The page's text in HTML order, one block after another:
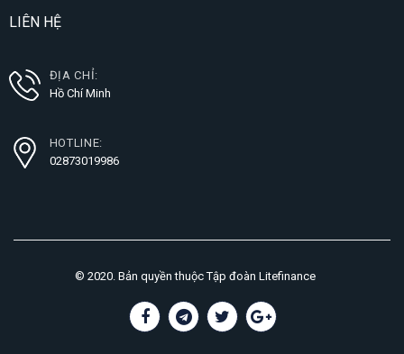
LIÊN HỆ
ĐỊA CHỈ:
Hồ Chí Minh
HOTLINE:
02873019986
© 2020. Bản quyền thuộc Tập đoàn Litefinance